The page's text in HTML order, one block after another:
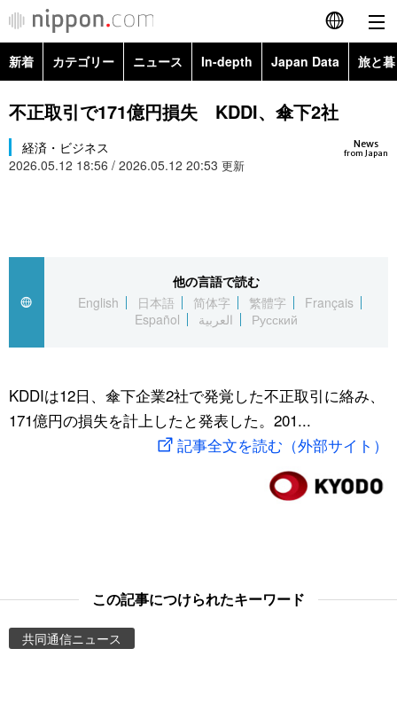
English
简体字
カテゴリー
文化
動画/Live
Images
新着 カテゴリー ニュース In-depth Japan Data 旅と
政治・外交
経済・ビジネス
スポーツ・東京2020
Topics
Images
不正取引で171億円損失 KDDI、傘下2社
News
from Japan
経済・ビジネス
2026.05.12 18:56 / 2026.05.12 20:53 更新
他の言語で読む
English
日本語 简体字 繁體字
Français
Español
العربية Русский
KDDIは12日、傘下企業2社で発覚した不正取引に絡み、
171億円の損失を計上したと発表した。201...
記事全文を読む（外部サイト）
この記事につけられたキーワード
共同通信ニュース